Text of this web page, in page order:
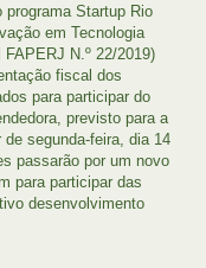
Startup Rio
em Tecnologia
N.º 22/2019)
fiscal dos
para participar do
previsto para a
segunda-feira, dia 14
passarão por um novo
para participar das
desenvolvimento